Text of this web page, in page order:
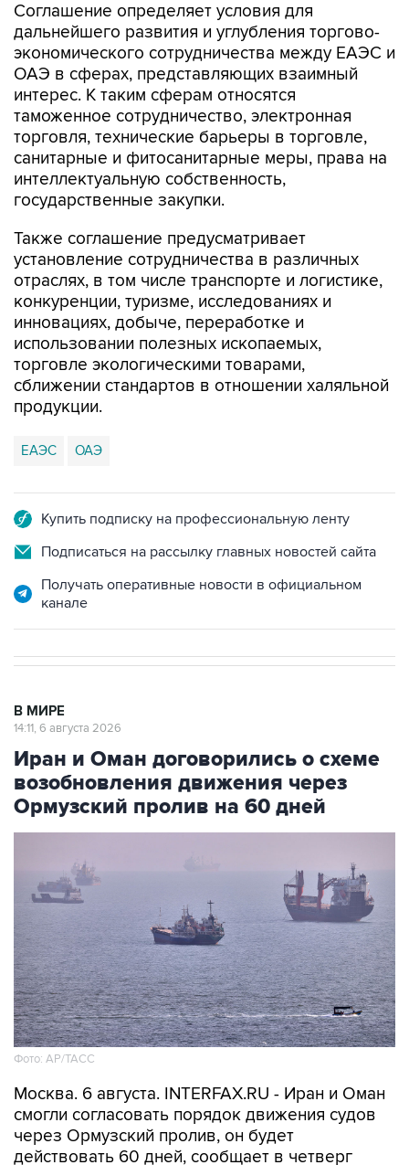
Соглашение определяет условия для
дальнейшего развития и углубления торгово-
экономического сотрудничества между ЕАЭС и
ОАЭ в сферах, представляющих взаимный
интерес. К таким сферам относятся
таможенное сотрудничество, электронная
торговля, технические барьеры в торговле,
санитарные и фитосанитарные меры, права на
интеллектуальную собственность,
государственные закупки.
Также соглашение предусматривает
установление сотрудничества в различных
отраслях, в том числе транспорте и логистике,
конкуренции, туризме, исследованиях и
инновациях, добыче, переработке и
использовании полезных ископаемых,
торговле экологическими товарами,
сближении стандартов в отношении халяльной
продукции.
ЕАЭС ОАЭ
Купить подписку на профессиональную ленту
Подписаться на рассылку главных новостей сайта
Получать оперативные новости в официальном
канале
В МИРЕ
14:11, 6 августа 2026
Иран и Оман договорились о схеме
возобновления движения через
Ормузский пролив на 60 дней
Фото: AP/ТАСС
Москва. 6 августа. INTERFAX.RU - Иран и Оман
смогли согласовать порядок движения судов
через Ормузский пролив, он будет
действовать 60 дней, сообщает в четверг